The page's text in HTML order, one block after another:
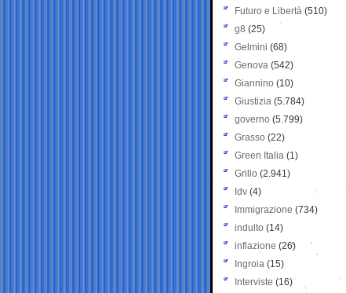
Futuro e Libertà (510)
g8 (25)
Gelmini (68)
Genova (542)
Giannino (10)
Giustizia (5.784)
governo (5.799)
Grasso (22)
Green Italia (1)
Grillo (2.941)
Idv (4)
Immigrazione (734)
indulto (14)
inflazione (26)
Ingroia (15)
Interviste (16)